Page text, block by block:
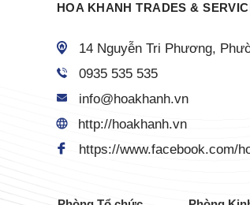
HOA KHANH TRADES &
14 Nguyễn Tri Phương,
0935 535 535
info@hoakhanh.vn
http://hoakhanh.vn
https://www.facebook.com/